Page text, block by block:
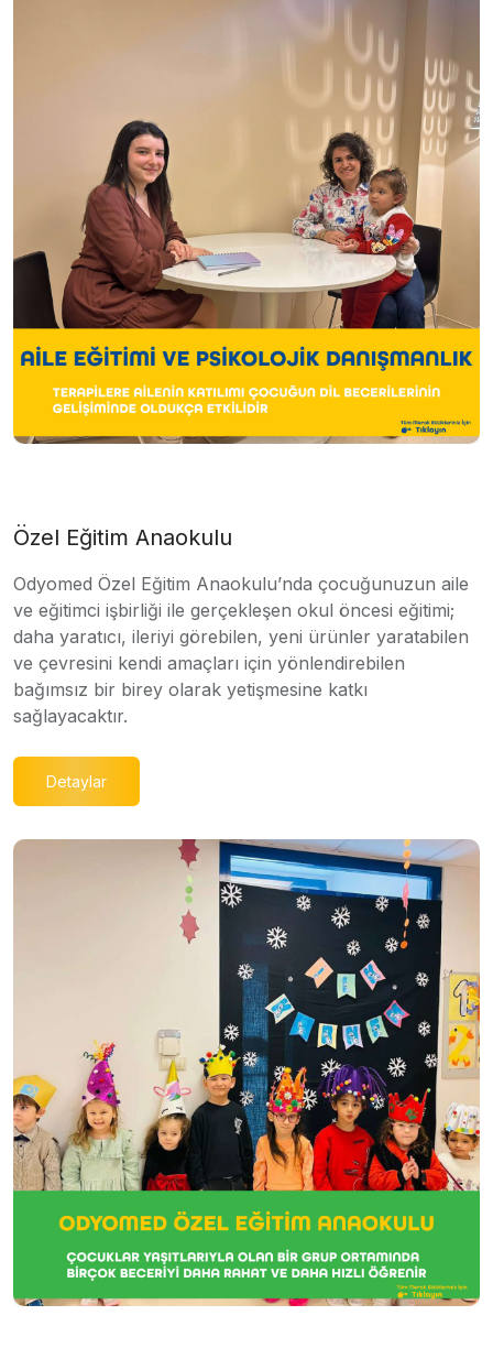
Özel Eğitim Anaokulu
Odyomed Özel Eğitim Anaokulu’nda çocuğunuzun aile
ve eğitimci işbirliği ile gerçekleşen okul öncesi eğitimi;
daha yaratıcı, ileriyi görebilen, yeni ürünler yaratabilen
ve çevresini kendi amaçları için yönlendirebilen
bağımsız bir birey olarak yetişmesine katkı
sağlayacaktır.
Detaylar